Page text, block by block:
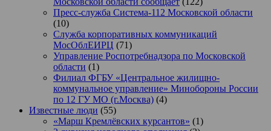
Пресс-служба Система-112 Московской области
(10)
Служба корпоративных коммуникаций
МосОблЕИРЦ (71)
Управление Роспотребнадзора по Московской
области (1)
Филиал ФГБУ «Центральное жилищно-
коммунальное управление» Минобороны России
по 12 ГУ МО (г.Москва) (4)
Известные люди (55)
«Марш Кремлёвских курсантов» (1)